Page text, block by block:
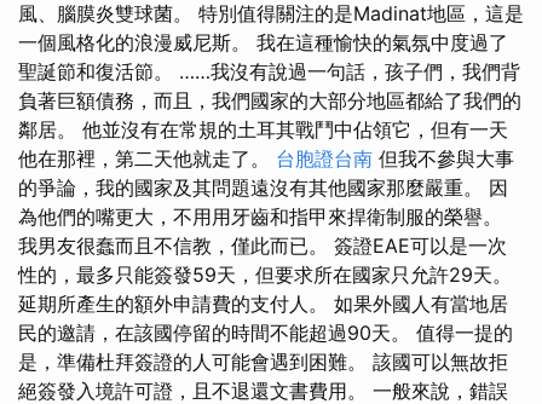
風、腦膜炎雙球菌。 特別值得關注的是Madinat地區，這是
一個風格化的浪漫威尼斯。 我在這種愉快的氣氛中度過了
聖誕節和復活節。 ……我沒有說過一句話，孩子們，我們背
負著巨額債務，而且，我們國家的大部分地區都給了我們的
鄰居。 他並沒有在常規的土耳其戰鬥中佔領它，但有一天
他在那裡，第二天他就走了。 台胞證台南 但我不參與大事
的爭論，我的國家及其問題遠沒有其他國家那麼嚴重。 因
為他們的嘴更大，不用用牙齒和指甲來捍衛制服的榮譽。
我男友很蠢而且不信教，僅此而已。 簽證EAE可以是一次
性的，最多只能簽發59天，但要求所在國家只允許29天。
延期所產生的額外申請費的支付人。 如果外國人有當地居
民的邀請，在該國停留的時間不能超過90天。 值得一提的
是，準備杜拜簽證的人可能會遇到困難。 該國可以無故拒
絕簽發入境許可證，且不退還文書費用。 一般來說，錯誤